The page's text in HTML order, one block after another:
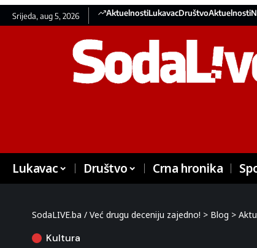
Srijeda, aug 5, 2026 AktuelnostiLukavacDruštvoAktuelnosti
Lukavac Društvo Crna hronika
SodaLIVE.ba / Već drugu deceniju zajedno! > Blog >
Kultura